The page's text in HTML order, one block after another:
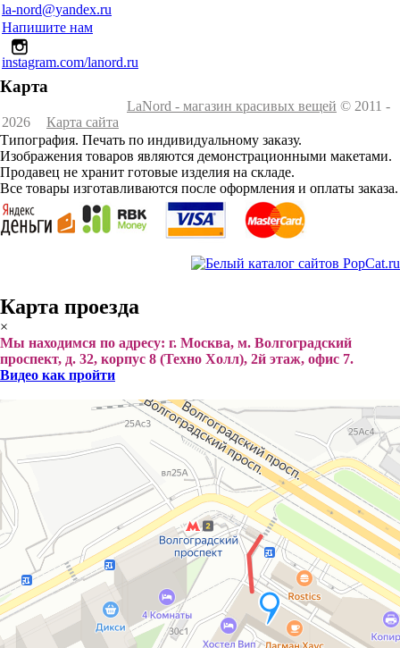
la-nord@yandex.ru
Напишите нам
instagram.com/lanord.ru
Карта
LaNord - магазин красивых вещей © 2011 -
2026
Карта сайта
Типография. Печать по индивидуальному заказу.
Изображения товаров являются демонстрационными макетами.
Продавец не хранит готовые изделия на складе.
Все товары изготавливаются после оформления и оплаты заказа.
Карта проезда
×
Мы находимся по адресу: г. Москва, м. Волгоградский
проспект, д. 32, корпус 8 (Техно Холл), 2й этаж, офис 7.
Видео как пройти